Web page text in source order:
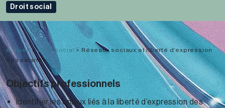
Droit social
Accueil>Droit social >Réseaux sociaux et liberté d’expression
des salariés
Objectifs professionnels
Identifier les enjeux liés à la liberté d’expression des